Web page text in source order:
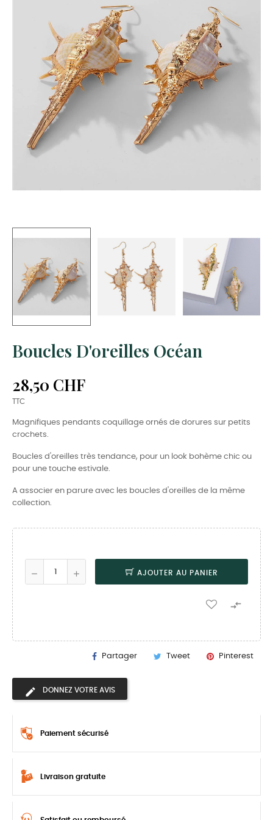
Boucles D'oreilles Océan
28,50 CHF
TTC
Magnifiques pendants coquillage ornés de dorures sur petits
crochets.
Boucles d'oreilles très tendance, pour un look bohème chic ou
pour une touche estivale.
A associer en parure avec les boucles d'oreilles de la même
collection.
AJOUTER AU PANIER

Partager Tweet Pinterest
DONNEZ VOTRE AVIS
Paiement sécurisé
Livraison gratuite